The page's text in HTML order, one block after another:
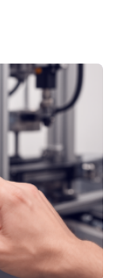
Zeit. Agile
vor
häufig mit
dennoch
ist jedoch
die Margen
Eine